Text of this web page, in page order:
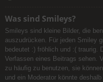
Was sind Smileys?
Smileys sind kleine Bilder, die
auszudrücken. Für jeden Smiley
bedeutet :) fröhlich und :( traurig.
Verfassen eines Beitrags sehen.
zu häufig zu benutzen, sie
und ein Moderator könnte